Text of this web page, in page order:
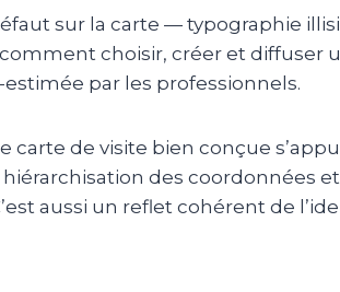
sur la carte — typographie
choisir, créer et diffuser
par les professionnels.
carte de visite bien conçue
des coordonnées
aussi un reflet cohérent de